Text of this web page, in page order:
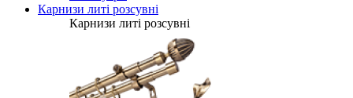
Карнизи литі розсувні
Карнизи литі розсувні